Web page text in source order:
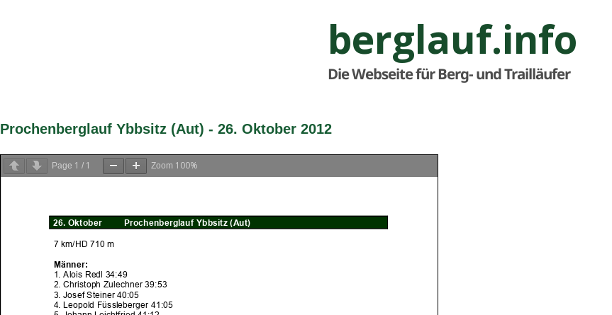
berglauf.info
Die Webseite für Berg- und Trailläufer
Prochenberglauf Ybbsitz (Aut) - 26. Oktober 2012
Page 1 / 1 Zoom 100%